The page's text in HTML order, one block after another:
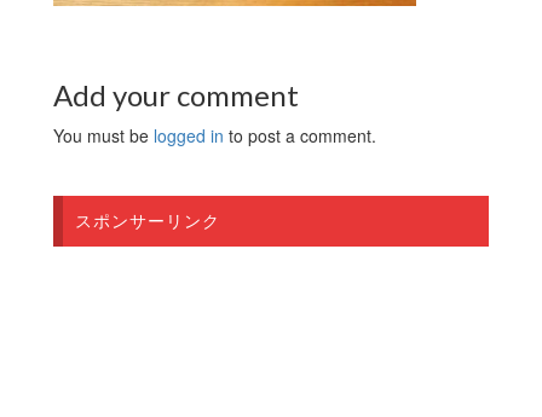
Add your comment
You must be logged in to post a comment.
スポンサーリンク